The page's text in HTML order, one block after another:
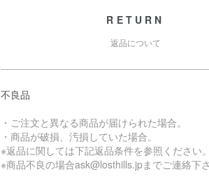
RETURN
返品について
不良品
・ご注文と異なる商品が届けられた場合。
・商品が破損、汚損していた場合。
※返品に関しては下記返品条件を参照ください。
※商品不良の場合ask@losthills.jpまでご連絡下さ